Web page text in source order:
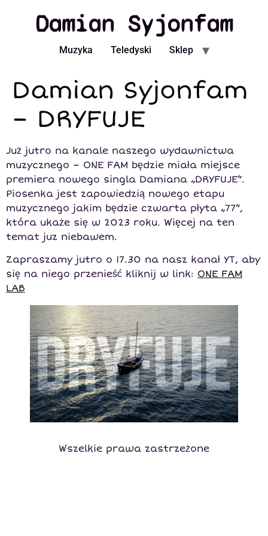
Damian Syjonfam
Muzyka Teledyski Sklep
Damian Syjonfam
– DRYFUJE
Już jutro na kanale naszego wydawnictwa
muzycznego – ONE FAM będzie miała miejsce
premiera nowego singla Damiana „DRYFUJE”.
Piosenka jest zapowiedzią nowego etapu
muzycznego jakim będzie czwarta płyta „77”,
która ukaże się w 2023 roku. Więcej na ten
temat juz niebawem.
Zapraszamy jutro o 17.30 na nasz kanał YT, aby
się na niego przenieść kliknij w link: ONE FAM
LAB
Wszelkie prawa zastrzeżone